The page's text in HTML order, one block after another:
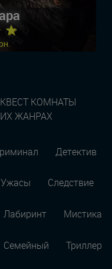
★
КОМНАТЫ
ЖАНРАХ
Детектив
Ужасы Следствие
Лабиринт Мистика
Семейный Триллер